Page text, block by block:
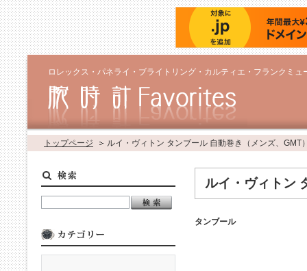
ロレックス・パネライ・ブライトリング・カルティエ・フランクミ
トップページ ルイ・ヴィトン タンブール 自動巻き（メンズ、GMT
ルイ・ヴィトン
タンブール